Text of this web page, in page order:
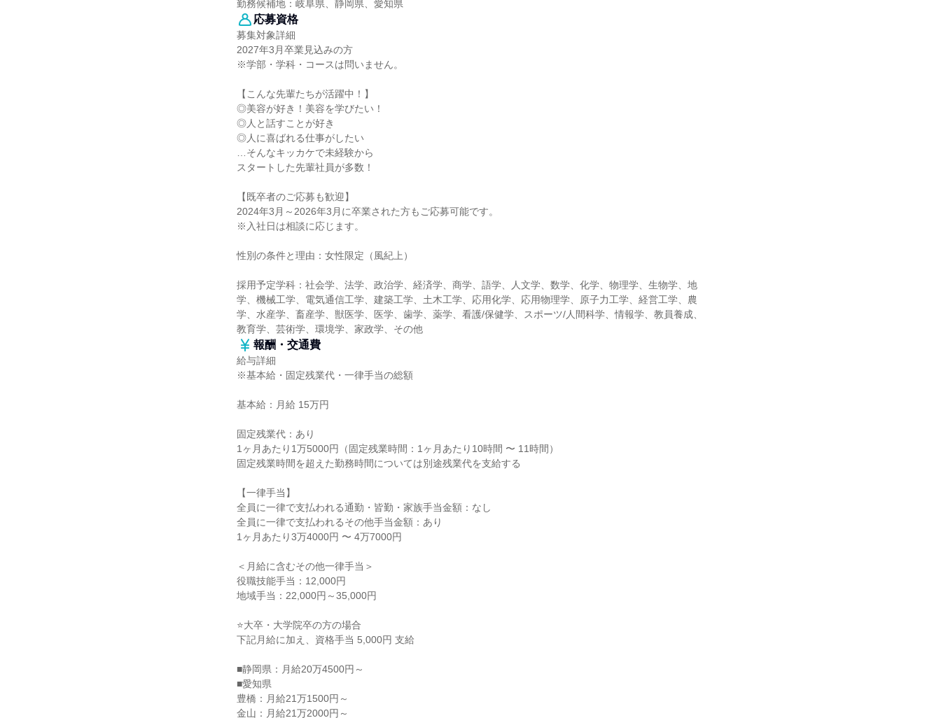
勤務候補地：岐阜県、静岡県、愛知県
応募資格
募集対象詳細
2027年3月卒業見込みの方
※学部・学科・コースは問いません。
【こんな先輩たちが活躍中！】
◎美容が好き！美容を学びたい！
◎人と話すことが好き
◎人に喜ばれる仕事がしたい
…そんなキッカケで未経験から
スタートした先輩社員が多数！
【既卒者のご応募も歓迎】
2024年3月～2026年3月に卒業された方もご応募可能です。
※入社日は相談に応じます。
性別の条件と理由：女性限定（風紀上）
採用予定学科：社会学、法学、政治学、経済学、商学、語学、人文学、数学、化学、物理学、生物学、地
学、機械工学、電気通信工学、建築工学、土木工学、応用化学、応用物理学、原子力工学、経営工学、農
学、水産学、畜産学、獣医学、医学、歯学、薬学、看護/保健学、スポーツ/人間科学、情報学、教員養成、
教育学、芸術学、環境学、家政学、その他
報酬・交通費
給与詳細
※基本給・固定残業代・一律手当の総額
基本給：月給 15万円
固定残業代：あり
1ヶ月あたり1万5000円（固定残業時間：1ヶ月あたり10時間 〜 11時間）
固定残業時間を超えた勤務時間については別途残業代を支給する
【一律手当】
全員に一律で支払われる通勤・皆勤・家族手当金額：なし
全員に一律で支払われるその他手当金額：あり
1ヶ月あたり3万4000円 〜 4万7000円
＜月給に含むその他一律手当＞
役職技能手当：12,000円
地域手当：22,000円～35,000円
⭐大卒・大学院卒の方の場合
下記月給に加え、資格手当 5,000円 支給
■静岡県：月給20万4500円～
■愛知県
豊橋：月給21万1500円～
金山：月給21万2000円～